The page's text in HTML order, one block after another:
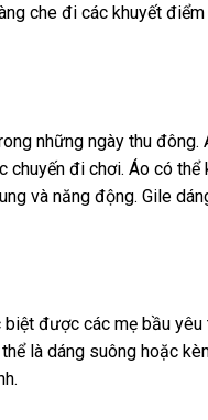
che đi các khuyết
những ngày thu
đi chơi. Áo có
và năng động. Gile
được các mẹ bầu yêu
là dáng suông hoặc